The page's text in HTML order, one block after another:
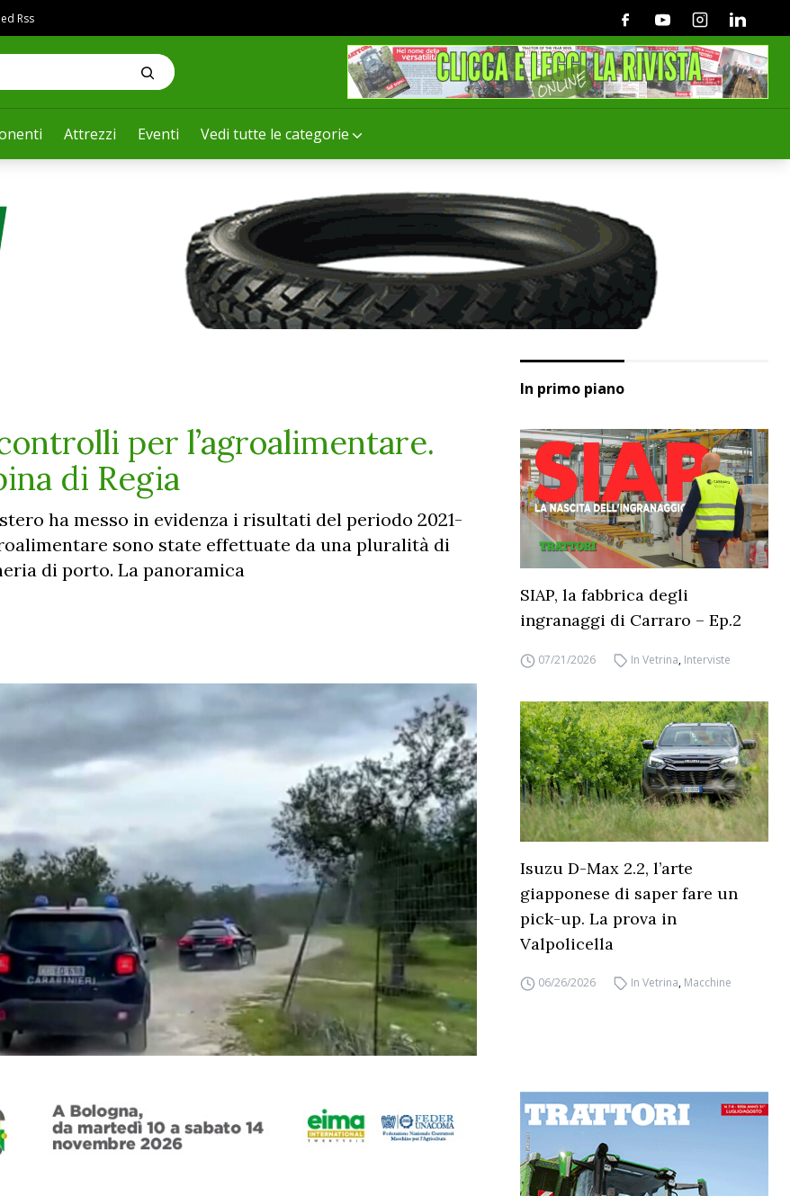
Attrezzi Eventi Vedi tutte le categorie
Rss FacebookYoutubeInstagramLinkedin
per l’agroalimentare.
di Regia
ha messo in evidenza i risultati del periodo 2021-
sono state effettuate da una pluralità di
di porto. La panoramica
In primo piano
SIAP, la fabbrica degli
ingranaggi di Carraro – Ep.2
07/21/2026 In Vetrina, Interviste
Isuzu D-Max 2.2, l’arte
giapponese di saper fare un
pick-up. La prova in
Valpolicella
06/26/2026 In Vetrina, Macchine